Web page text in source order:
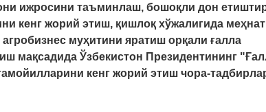
ижросини таъминлаш, бошоқли дон
кенг жорий этиш, қишлоқ хўжалигида меҳнат
муҳитини яратиш орқали ғалла
мақсадида Ўзбекистон Президентининг
кенг жорий этиш чора-